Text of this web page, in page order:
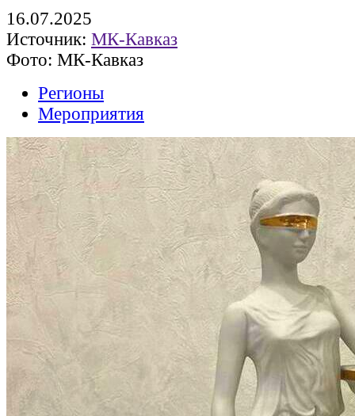
16.07.2025
Источник: МК-Кавказ
Фото: МК-Кавказ
Регионы
Мероприятия